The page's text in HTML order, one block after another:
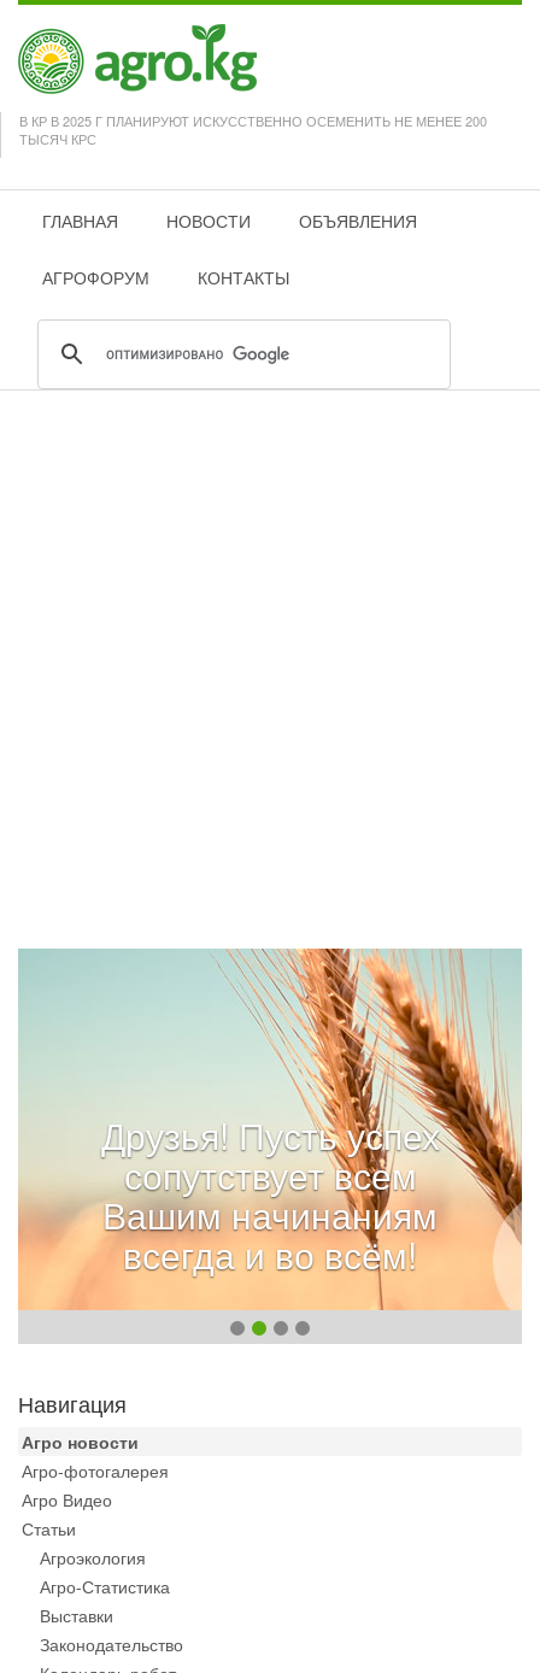
В КР В 2025 Г ПЛАНИРУЮТ ИСКУССТВЕННО ОСЕМЕНИТЬ НЕ МЕНЕЕ 200
ТЫСЯЧ КРС
ГЛАВНАЯ НОВОСТИ ОБЪЯВЛЕНИЯ
АГРОФОРУМ КОНТАКТЫ
Друзья! Пусть успех
сопутствует всем
Вашим начинаниям
всегда и во всём!
Навигация
Агро новости
Агро-фотогалерея
Агро Видео
Статьи
Агроэкология
Агро-Статистика
Выставки
Законодательство